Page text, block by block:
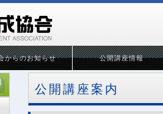
からのお知らせ 公開講座情報
公開講座案内